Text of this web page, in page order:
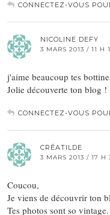
CONNECTEZ-VOUS
NICOLINE DEFY
3 MARS 2013 / 11 H
j'aime beaucoup tes
Jolie découverte ton blog !
CONNECTEZ-VOUS
CRÉATILDE
3 MARS 2013 / 17 H
Coucou,
Je viens de découvrir ton
Tes photos sont so vintage.